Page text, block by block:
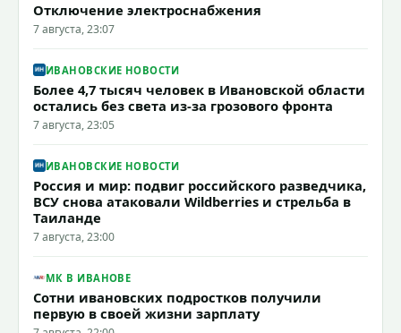
Отключение электроснабжения
7 августа, 23:07
ИВАНОВСКИЕ НОВОСТИ
Более 4,7 тысяч человек в Ивановской области
остались без света из-за грозового фронта
7 августа, 23:05
ИВАНОВСКИЕ НОВОСТИ
Россия и мир: подвиг российского разведчика,
ВСУ снова атаковали Wildberries и стрельба в
Таиланде
7 августа, 23:00
МК В ИВАНОВЕ
Сотни ивановских подростков получили
первую в своей жизни зарплату